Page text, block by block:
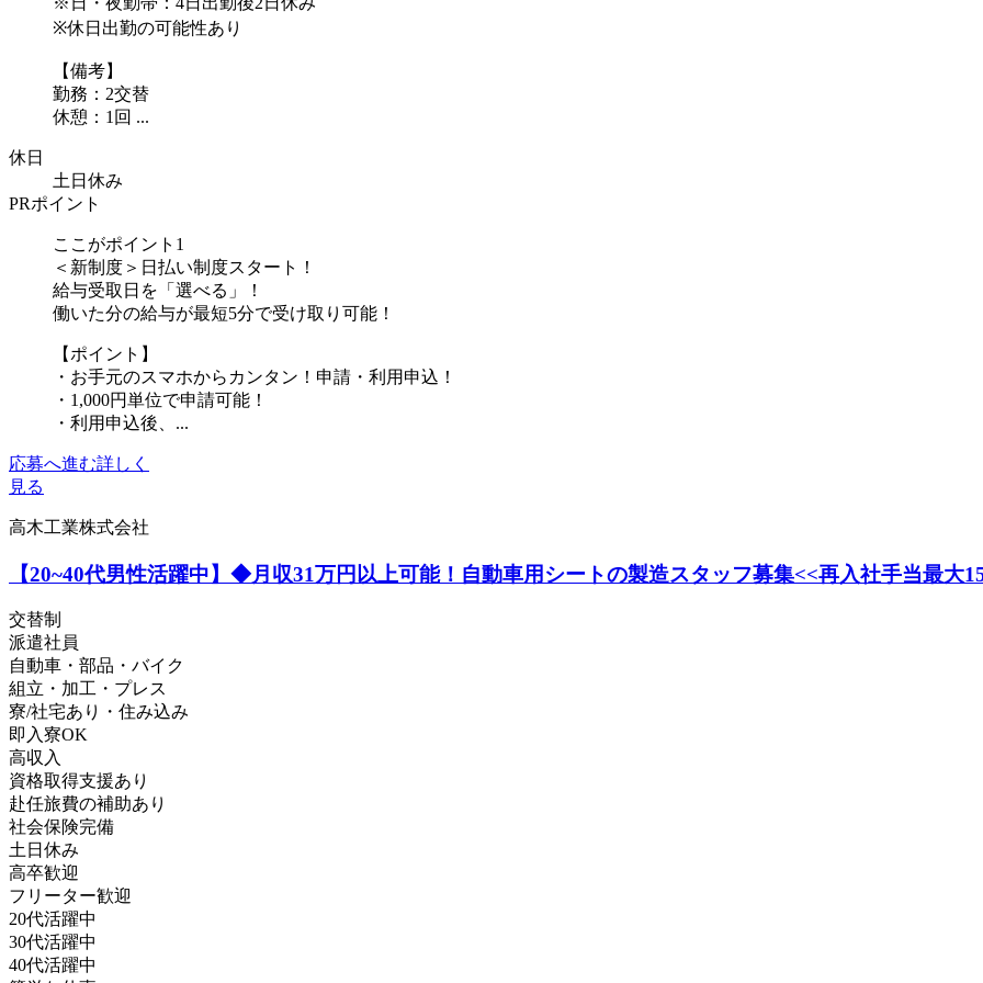
※休日出勤の可能性あり
【備考】
勤務：2交替
休憩：1回 ...
休日
土日休み
PRポイント
ここがポイント1
＜新制度＞日払い制度スタート！
給与受取日を「選べる」！
働いた分の給与が最短5分で受け取り可能！
【ポイント】
・お手元のスマホからカンタン！申請・利用申込！
・1,000円単位で申請可能！
・利用申込後、...
応募へ進む詳しく
見る
高木工業株式会社
【20~40代男性活躍中】◆月収31万円以上可能！自動車用シートの製造スタッフ募集<<再入社手当最大
交替制
派遣社員
自動車・部品・バイク
組立・加工・プレス
寮/社宅あり・住み込み
即入寮OK
高収入
資格取得支援あり
赴任旅費の補助あり
社会保険完備
土日休み
高卒歓迎
フリーター歓迎
20代活躍中
30代活躍中
40代活躍中